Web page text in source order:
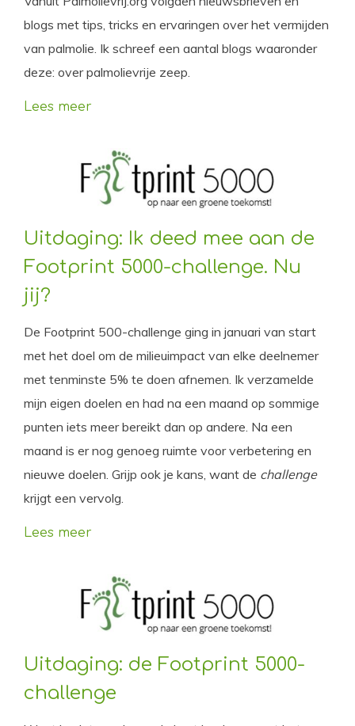
blogs met tips, tricks en ervaringen over het vermijden
van palmolie. Ik schreef een aantal blogs waaronder
deze: over palmolievrije zeep.
Lees meer
Uitdaging: Ik deed mee aan de
Footprint 5000-challenge. Nu
jij?
De Footprint 500-challenge ging in januari van start
met het doel om de milieuimpact van elke deelnemer
met tenminste 5% te doen afnemen. Ik verzamelde
mijn eigen doelen en had na een maand op sommige
punten iets meer bereikt dan op andere. Na een
maand is er nog genoeg ruimte voor verbetering en
nieuwe doelen. Grijp ook je kans, want de challenge
krijgt een vervolg.
Lees meer
Uitdaging: de Footprint 5000-
challenge